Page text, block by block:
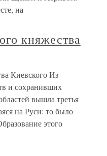
на
княжества
Киевского Из
и сохранивших
вышла третья
на Руси: то было
этого